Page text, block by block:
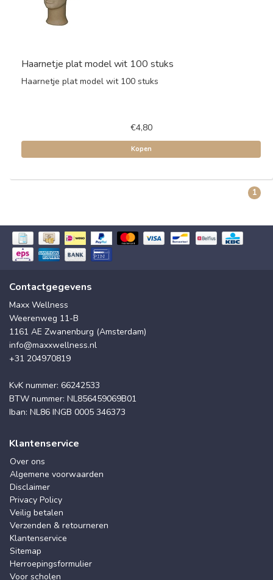
Haarnetje plat model wit 100 stuks
Haarnetje plat model wit 100 stuks
€4,80
Kopen
1
Contactgegevens
Maxx Wellness
Weerenweg 11-B
1161 AE Zwanenburg (Amsterdam)
info@maxxwellness.nl
+31 204970819
KvK nummer: 66242533
BTW nummer: NL856459069B01
Iban: NL86 INGB 0005 346373
Klantenservice
Over ons
Algemene voorwaarden
Disclaimer
Privacy Policy
Veilig betalen
Verzenden & retourneren
Klantenservice
Sitemap
Herroepingsformulier
Voor scholen